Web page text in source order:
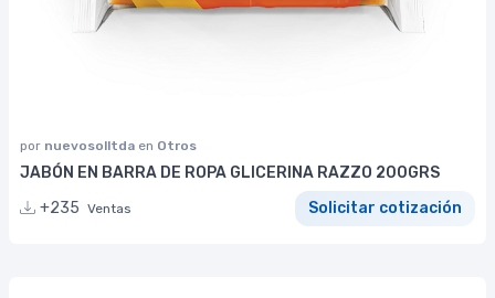
por nuevosolltda en Otros
JABÓN EN BARRA DE ROPA GLICERINA RAZZO 200GRS
+235 Ventas Solicitar cotización